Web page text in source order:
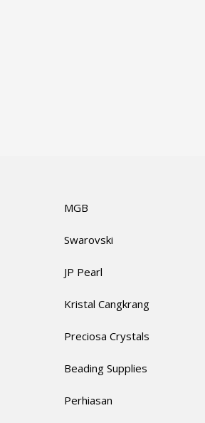
MGB
Swarovski
JP Pearl
Kristal Cangkrang
Preciosa Crystals
Beading Supplies
Perhiasan